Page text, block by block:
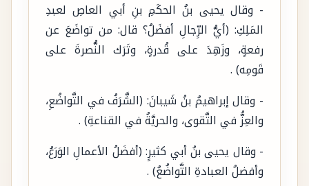
- وقال يحيى بنُ الحكَمِ بنِ أبي العاصِ لعبدِ
المَلِكِ: (أيُّ الرِّجالِ أفضَلُ؟ قال: من تواضَعَ عن
رفعةٍ، وزَهِدَ على قُدرةٍ، وتَرَك النُّصرةَ على
قَومِه) .
- وقال إبراهيمُ بنُ شَيبانَ: (الشَّرَفُ في التَّواضُعِ،
والعِزُّ في التَّقوى، والحريَّةُ في القناعةِ) .
- وقال يحيى بنُ أبي كثيرٍ: (أفضَلُ الأعمالِ الوَرَعُ،
وأفضلُ العبادةِ التَّواضُعُ) .